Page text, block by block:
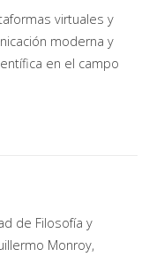
virtuales y
moderna y
en el campo
de Filosofía y
Monroy,